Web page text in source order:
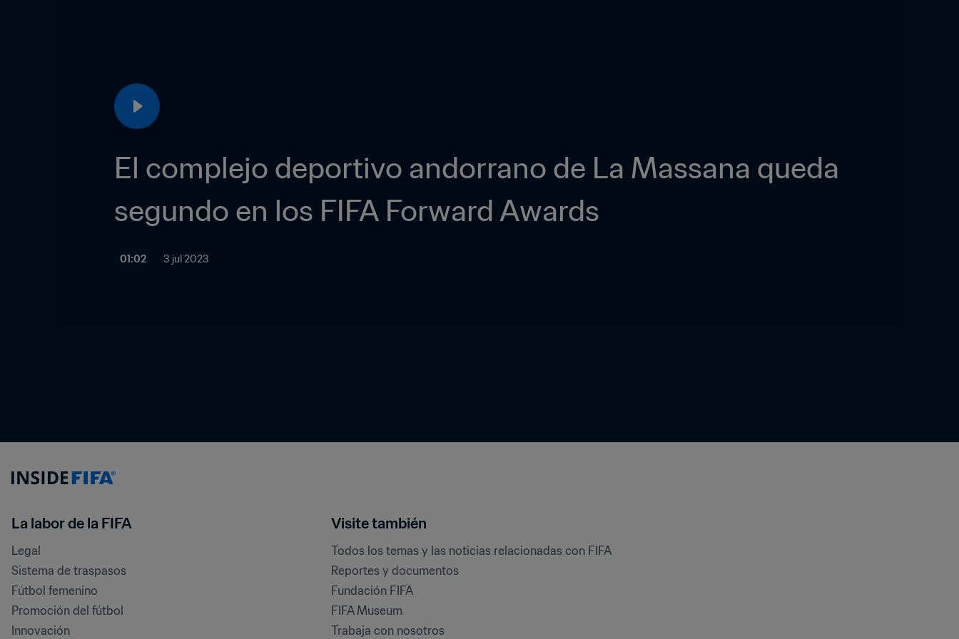
El complejo deportivo andorrano de La Massana queda
segundo en los FIFA Forward Awards
01:02 3 jul 2023
La labor de la FIFA
Legal
Sistema de traspasos
Fútbol femenino
Promoción del fútbol
Innovación
Visite también
Todos los temas y las noticias relacionadas con FIFA
Reportes y documentos
Fundación FIFA
FIFA Museum
Trabaja con nosotros